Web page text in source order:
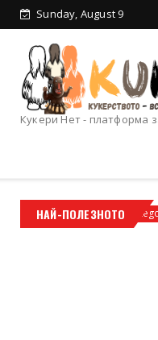
Sunday, August 9
Кукери Нет - платформа
НАЙ-ПОЛЕЗНОТО
Uncategorized